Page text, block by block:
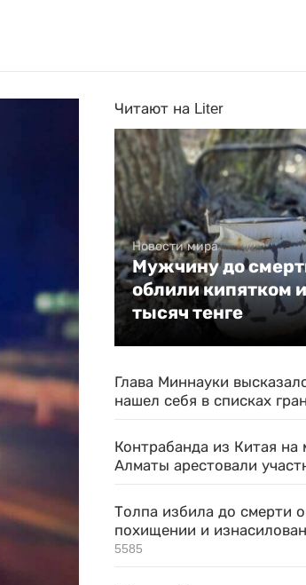
Читают на Liter
Новости мира
Мужчину до
облили кипятком
тысяч тенге
Глава Миннауки
нашел себя в списках
Контрабанда из Китая
Алматы арестовали
Толпа избила до смерти
похищении и
5585